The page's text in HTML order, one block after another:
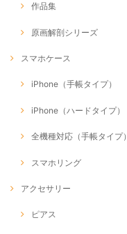
作品集
原画解剖シリーズ
スマホケース
iPhone（手帳タイプ）
iPhone（ハードタイプ）
全機種対応（手帳タイプ）
スマホリング
アクセサリー
ピアス